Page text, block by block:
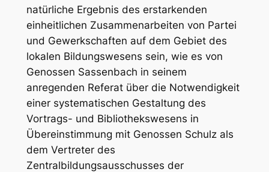
natürliche Ergebnis des erstarkenden
einheitlichen Zusammenarbeiten von Partei
und Gewerkschaften auf dem Gebiet des
lokalen Bildungswesens sein, wie es von
Genossen Sassenbach in seinem
anregenden Referat über die Notwendigkeit
einer systematischen Gestaltung des
Vortrags- und Bibliothekswesens in
Übereinstimmung mit Genossen Schulz als
dem Vertreter des
Zentralbildungsausschusses der